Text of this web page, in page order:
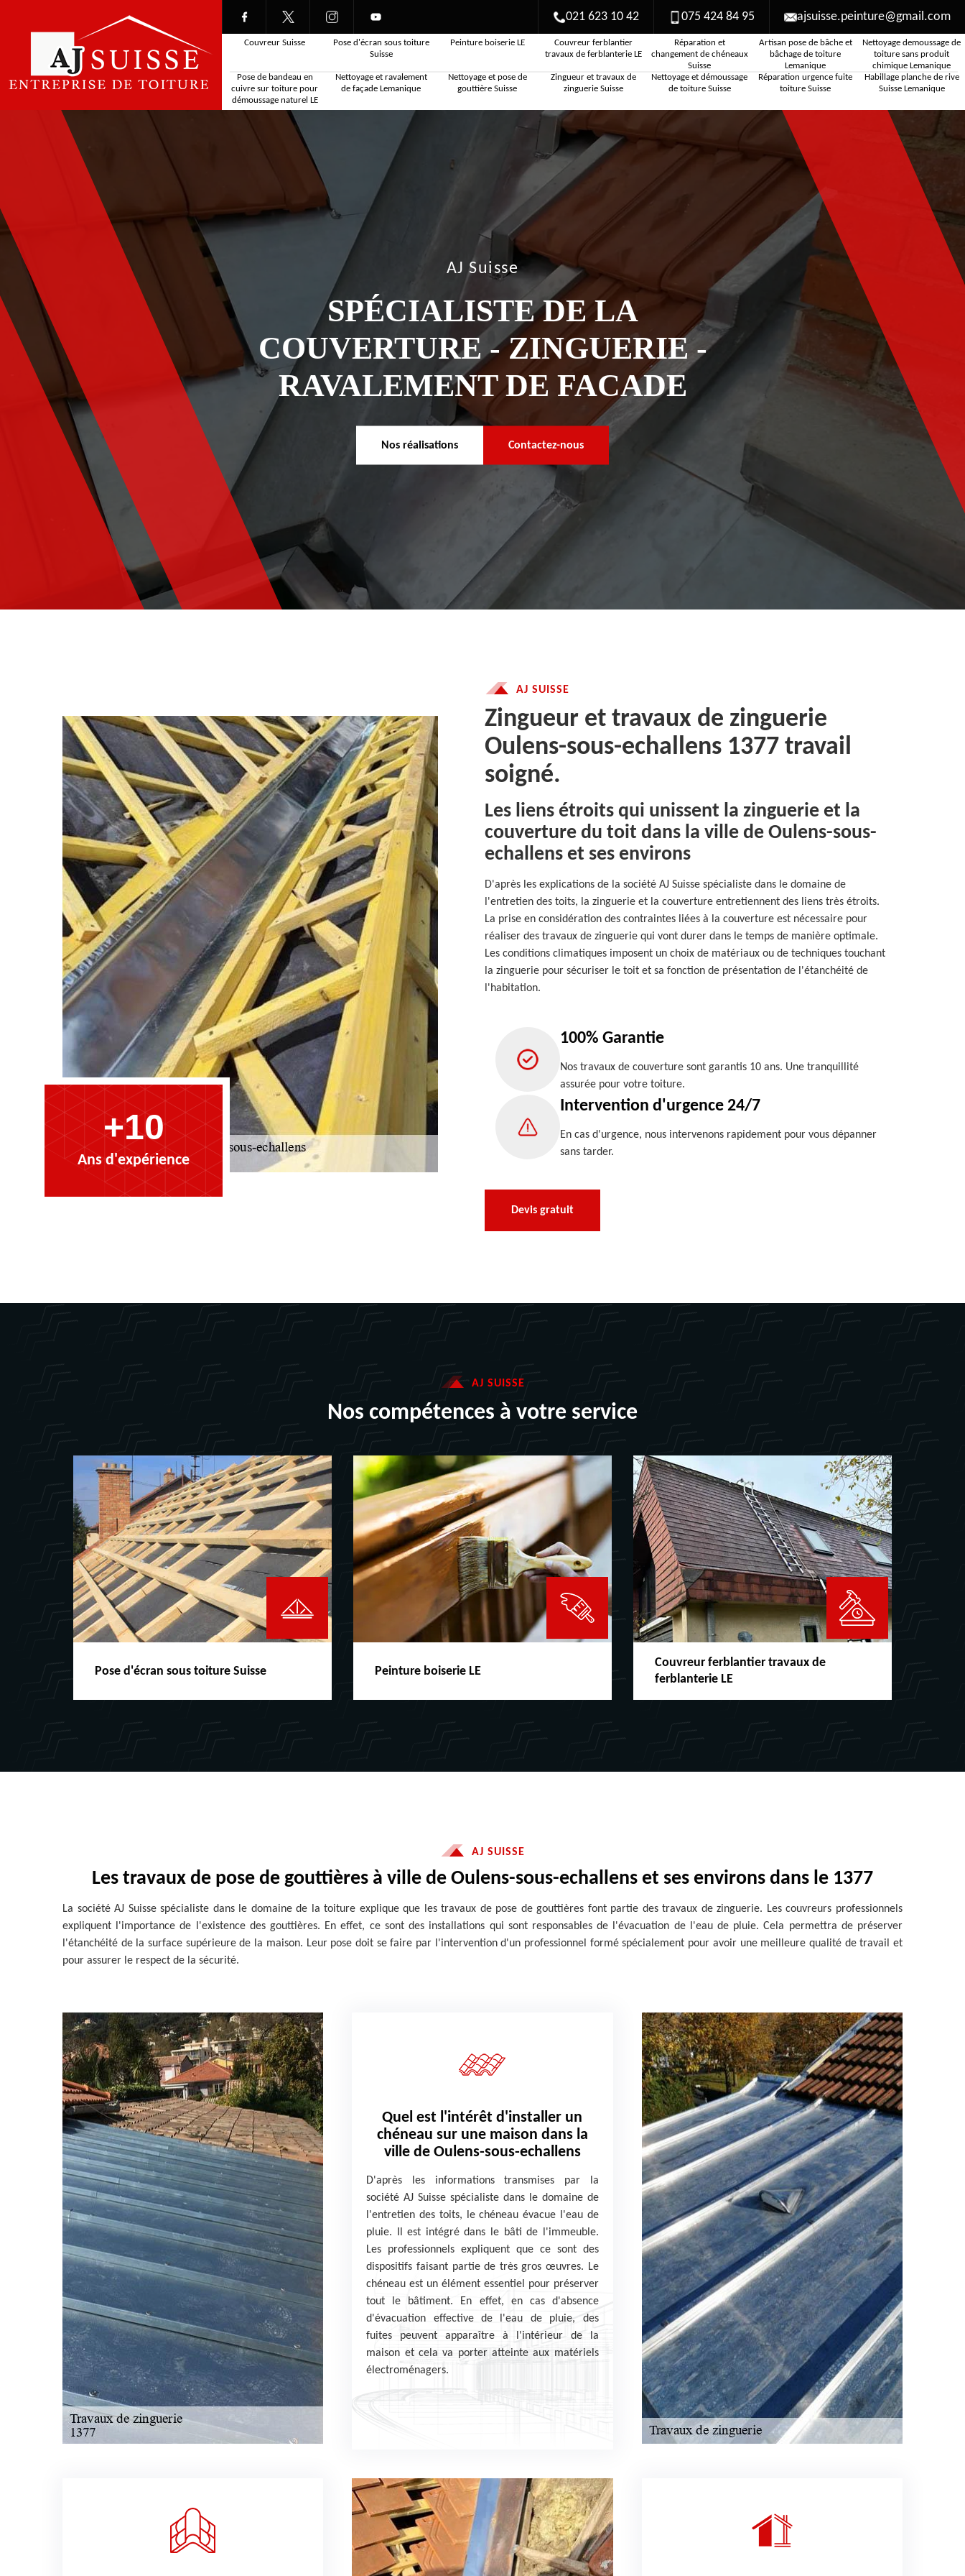
021 623 10 42 075 424 84 95 ajsuisse.peinture@gmail.com
Couvreur Suisse
Pose d'écran sous toiture
Suisse
Peinture boiserie LE
Couvreur ferblantier
travaux de ferblanterie LE
Réparation et
changement de chéneaux
Suisse
Artisan pose de bâche et
bâchage de toiture
Lemanique
Nettoyage demoussage de
toiture sans produit
chimique Lemanique
Pose de bandeau en
cuivre sur toiture pour
démoussage naturel LE
Nettoyage et ravalement
de façade Lemanique
Nettoyage et pose de
gouttière Suisse
Zingueur et travaux de
zinguerie Suisse
Nettoyage et démoussage
de toiture Suisse
Réparation urgence fuite
toiture Suisse
Habillage planche de rive
Suisse Lemanique
AJ Suisse
SPÉCIALISTE DE LA
COUVERTURE - ZINGUERIE -
RAVALEMENT DE FACADE
Nos réalisations Contactez-nous
+10
Ans d'expérience
AJ SUISSE
Zingueur et travaux de zinguerie
Oulens-sous-echallens 1377 travail
soigné.
Les liens étroits qui unissent la zinguerie et la
couverture du toit dans la ville de Oulens-sous-
echallens et ses environs
D'après les explications de la société AJ Suisse spécialiste dans le domaine de
l'entretien des toits, la zinguerie et la couverture entretiennent des liens très étroits.
La prise en considération des contraintes liées à la couverture est nécessaire pour
réaliser des travaux de zinguerie qui vont durer dans le temps de manière optimale.
Les conditions climatiques imposent un choix de matériaux ou de techniques touchant
la zinguerie pour sécuriser le toit et sa fonction de présentation de l'étanchéité de
l'habitation.
100% Garantie
Nos travaux de couverture sont garantis 10 ans. Une tranquillité
assurée pour votre toiture.
Intervention d'urgence 24/7
En cas d'urgence, nous intervenons rapidement pour vous dépanner
sans tarder.
Devis gratuit
AJ SUISSE
Nos compétences à votre service
Pose d'écran sous toiture Suisse Peinture boiserie LE
Couvreur ferblantier travaux de
ferblanterie LE
AJ SUISSE
Les travaux de pose de gouttières à ville de Oulens-sous-echallens et ses environs dans le 1377
La société AJ Suisse spécialiste dans le domaine de la toiture explique que les travaux de pose de gouttières font partie des travaux de zinguerie. Les couvreurs professionnels
expliquent l'importance de l'existence des gouttières. En effet, ce sont des installations qui sont responsables de l'évacuation de l'eau de pluie. Cela permettra de préserver
l'étanchéité de la surface supérieure de la maison. Leur pose doit se faire par l'intervention d'un professionnel formé spécialement pour avoir une meilleure qualité de travail et
pour assurer le respect de la sécurité.
Quel est l'intérêt d'installer un
chéneau sur une maison dans la
ville de Oulens-sous-echallens
D'après les informations transmises par la
société AJ Suisse spécialiste dans le domaine de
l'entretien des toits, le chéneau évacue l'eau de
pluie. Il est intégré dans le bâti de l'immeuble.
Les professionnels expliquent que ce sont des
dispositifs faisant partie de très gros œuvres. Le
chéneau est un élément essentiel pour préserver
tout le bâtiment. En effet, en cas d'absence
d'évacuation effective de l'eau de pluie, des
fuites peuvent apparaître à l'intérieur de la
maison et cela va porter atteinte aux matériels
électroménagers.